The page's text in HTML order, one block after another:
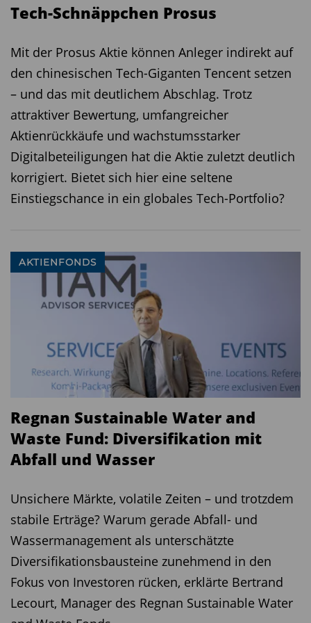
Lachs und Schifffahrt, Dänemark im
Bereichen Industrie, Technologie und
Immobilien, um nur einige Beispiele zu nennen.
Zweitens arbeiten wir bei unseren Analysen fast
ausschließlich von unten nach oben, d. h. wir
verwenden den größten Teil unserer
Forschungsanstrengungen auf
unternehmensspezifische Analysen, die darauf
abzielen, das Potenzial und die Risiken zu
Positionen zu führen. Dies ist sinnvoll, da wir
glauben, dass im Small-Cap-Segment ein höheres
unternehmensspezifisches Risiko besteht, auch
unter dem Aspekt der Liquidität.
Welche Branchen gewichten Sie im Vergleich
zur Peergroup über?
Ich weiß nicht, wie es bei meiner
Vergleichsgruppe aussieht, aber wir haben eine
Übergewichtung in Technologie-, Gesundheits-
erster Linie um Video- und mobile
Spieleunternehmen handelt. Wir sind in unserer
Anlagephilosophie sehr agnostisch, d. h. wir
versuchen, alles unter dem Gesichtspunkt zu
betrachten, dass es zum richtigen Preis eine gute
Investition sein könnte. Wir bevorzugen jedoch
Unternehmen mit strukturellem Wachstum und
Tech-Schnäppchen Prosus
Mit der Prosus Aktie können Anleger indirekt auf
den chinesischen Tech-Giganten Tencent setzen
– und das mit deutlichem Abschlag. Trotz
attraktiver Bewertung, umfangreicher
Aktienrückkäufe und wachstumsstarker
Digitalbeteiligungen hat die Aktie zuletzt deutlich
korrigiert. Bietet sich hier eine seltene
Einstiegschance in ein globales Tech-Portfolio?
AKTIENFONDS
Regnan Sustainable Water and
Waste Fund: Diversifikation mit
Abfall und Wasser
Unsichere Märkte, volatile Zeiten – und trotzdem
stabile Erträge? Warum gerade Abfall- und
Wassermanagement als unterschätzte
Diversifikationsbausteine zunehmend in den
Fokus von Investoren rücken, erklärte Bertrand
Lecourt, Manager des Regnan Sustainable Water